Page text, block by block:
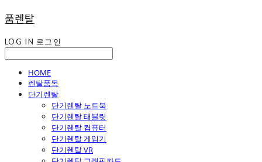
품렌탈
LOG IN 로그인
HOME
렌탈품목
단기렌탈
단기렌탈 노트북
단기렌탈 태블릿
단기렌탈 컴퓨터
단기렌탈 게임기
단기렌탈 VR